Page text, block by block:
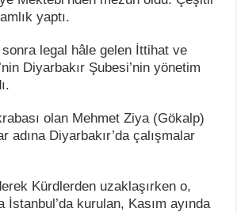
yaptı.
legal hâle gelen İttihat ve
Diyarbakır Şubesi’nin yönetim
olan Mehmet Ziya (Gökalp)
adına Diyarbakır’da çalışmalar
Kürdlerden uzaklaşırken o,
İstanbul’da kurulan, Kasım ayında